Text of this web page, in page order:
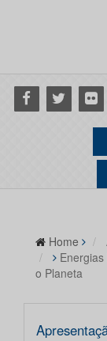
Facebook
Twitter Flickr
Home
o Planeta